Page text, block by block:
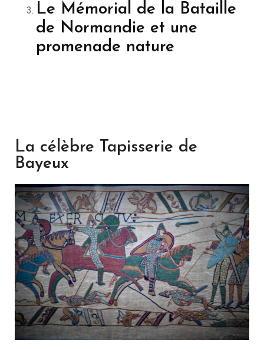
Le Mémorial de la Bataille
de Normandie et une
promenade nature
La célèbre Tapisserie de
Bayeux